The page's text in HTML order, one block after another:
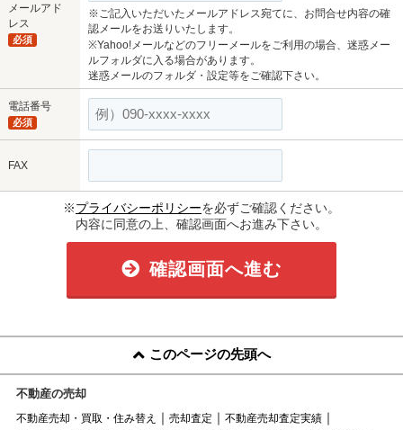
メールアド
レス
必須
※ご記入いただいたメールアドレス宛てに、お問合せ内容の確
認メールをお送りいたします。
※Yahoo!メールなどのフリーメールをご利用の場合、迷惑メー
ルフォルダに入る場合があります。
迷惑メールのフォルダ・設定等をご確認下さい。
電話番号
必須
FAX
※プライバシーポリシーを必ずご確認ください。
内容に同意の上、確認画面へお進み下さい。
確認画面へ進む
このページの先頭へ
不動産の売却
不動産売却・買取・住み替え 売却査定
不動産売却査定実績